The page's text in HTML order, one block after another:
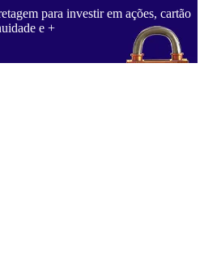
para investir em ações, cartão
e +